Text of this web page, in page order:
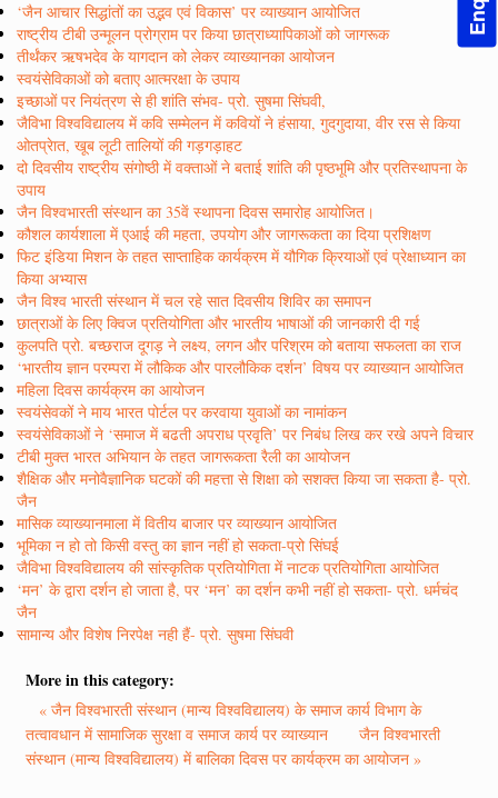
‘जैन आचार सिद्धांतों का उद्भव एवं विकास’ पर व्याख्यान आयोजित
राष्ट्रीय टीबी उन्मूलन प्रोग्राम पर किया छात्राध्यापिकाओं को जागरूक
तीर्थंकर ऋषभदेव के यागदान को लेकर व्याख्यानका आयोजन
स्वयंसेविकाओं को बताए आत्मरक्षा के उपाय
इच्छाओं पर नियंत्रण से ही शांति संभव- प्रो. सुषमा सिंघवी,
जैविभा विश्वविद्यालय में कवि सम्मेलन में कवियों ने हंसाया, गुदगुदाया, वीर रस से किया
ओतप्रेात, खूब लूटी तालियों की गड़गड़ाहट
दो दिवसीय राष्ट्रीय संगोष्ठी में वक्ताओं ने बताई शांति की पृष्ठभूमि और प्रतिस्थापना के
उपाय
जैन विश्वभारती संस्थान का 35वें स्थापना दिवस समारोह आयोजित।
कौशल कार्यशाला में एआई की महता, उपयोग और जागरूकता का दिया प्रशिक्षण
फिट इंडिया मिशन के तहत साप्ताहिक कार्यक्रम में यौगिक क्रियाओं एवं प्रेक्षाध्यान का
किया अभ्यास
जैन विश्व भारती संस्थान में चल रहे सात दिवसीय शिविर का समापन
छात्राओं के लिए क्विज प्रतियोगिता और भारतीय भाषाओं की जानकारी दी गई
कुलपति प्रो. बच्छराज दूगड़ ने लक्ष्य, लगन और परिश्रम को बताया सफलता का राज
‘भारतीय ज्ञान परम्परा में लौकिक और पारलौकिक दर्शन’ विषय पर व्याख्यान आयोजित
महिला दिवस कार्यक्रम का आयोजन
स्वयंसेवकों ने माय भारत पोर्टल पर करवाया युवाओं का नामांकन
स्वयंसेविकाओं ने ‘समाज में बढती अपराध प्रवृति’ पर निबंध लिख कर रखे अपने विचार
टीबी मुक्त भारत अभियान के तहत जागरूकता रैली का आयोजन
शैक्षिक और मनोवैज्ञानिक घटकों की महत्ता से शिक्षा को सशक्त किया जा सकता है- प्रो.
जैन
मासिक व्याख्यानमाला में वितीय बाजार पर व्याख्यान आयोजित
भूमिका न हो तो किसी वस्तु का ज्ञान नहीं हो सकता-प्रो सिंघई
जैविभा विश्वविद्यालय की सांस्कृतिक प्रतियोगिता में नाटक प्रतियोगिता आयोजित
‘मन’ के द्वारा दर्शन हो जाता है, पर ‘मन’ का दर्शन कभी नहीं हो सकता- प्रो. धर्मचंद
जैन
सामान्य और विशेष निरपेक्ष नही हैं- प्रो. सुषमा सिंघवी
More in this category:
« जैन विश्वभारती संस्थान (मान्य विश्वविद्यालय) के समाज कार्य विभाग के
तत्वावधान में सामाजिक सुरक्षा व समाज कार्य पर व्याख्यान
जैन विश्वभारती
संस्थान (मान्य विश्वविद्यालय) में बालिका दिवस पर कार्यक्रम का आयोजन »